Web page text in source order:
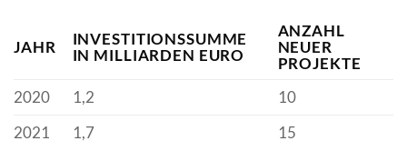
JAHR
INVESTITIONSSUMME
IN MILLIARDEN EURO
ANZAHL
NEUER
PROJEKTE
2020
1,2
10
2021
1,7
15